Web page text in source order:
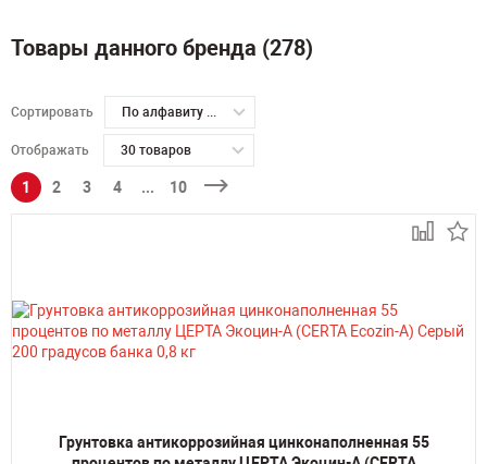
Товары данного бренда (278)
Сортировать По алфавиту А-Я
Отображать 30 товаров
1 2 3 4 ... 10
Грунтовка антикоррозийная цинконаполненная 55